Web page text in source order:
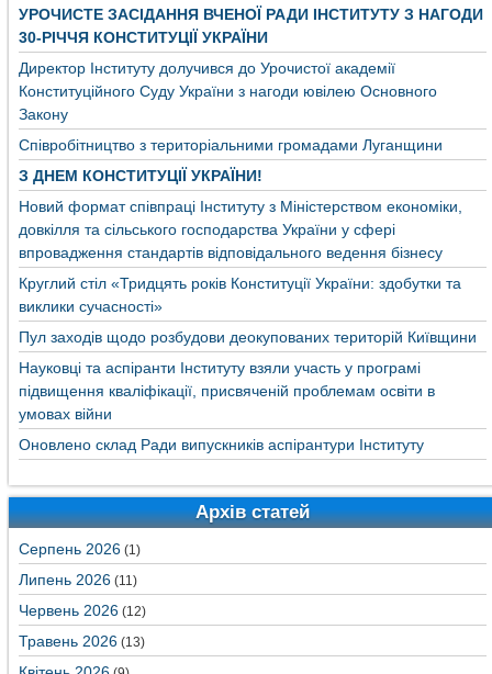
УРОЧИСТЕ ЗАСІДАННЯ ВЧЕНОЇ РАДИ ІНСТИТУТУ З НАГОДИ
30-РІЧЧЯ КОНСТИТУЦІЇ УКРАЇНИ
Директор Інституту долучився до Урочистої академії
Конституційного Суду України з нагоди ювілею Основного
Закону
Співробітництво з територіальними громадами Луганщини
З ДНЕМ КОНСТИТУЦІЇ УКРАЇНИ!
Новий формат співпраці Інституту з Міністерством економіки,
довкілля та сільського господарства України у сфері
впровадження стандартів відповідального ведення бізнесу
Круглий стіл «Тридцять років Конституції України: здобутки та
виклики сучасності»
Пул заходів щодо розбудови деокупованих територій Київщини
Науковці та аспіранти Інституту взяли участь у програмі
підвищення кваліфікації, присвяченій проблемам освіти в
умовах війни
Оновлено склад Ради випускників аспірантури Інституту
Архів статей
Серпень 2026 (1)
Липень 2026 (11)
Червень 2026 (12)
Травень 2026 (13)